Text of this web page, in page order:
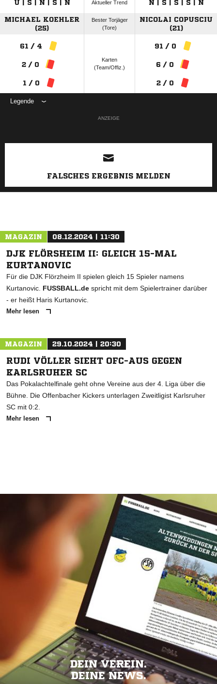
U | S | N | S | N Aktueller Trend N | S | S | S | N
MICHAEL KOEHLER
(25)
Bester Torjäger
(Tore)
NICOLAI COPUSCIU
(21)
61 / 4
2 / 0
1 / 0
Karten
(Team/Offiz.)
91 / 0
6 / 0
2 / 0
Legende
ANZEIGE
FALSCHES ERGEBNIS MELDEN
MAGAZIN 08.12.2024 | 11:30
DJK FLÖRSHEIM II: GLEICH 15-MAL
KURTANOVIC
Für die DJK Flörzheim II spielen gleich 15 Spieler namens
Kurtanovic. FUSSBALL.de spricht mit dem Spielertrainer darüber
- er heißt Haris Kurtanovic.
Mehr lesen
MAGAZIN 29.10.2024 | 20:30
RUDI VÖLLER SIEHT OFC-AUS GEGEN
KARLSRUHER SC
Das Pokalachtelfinale geht ohne Vereine aus der 4. Liga über die
Bühne. Die Offenbacher Kickers unterlagen Zweitligist Karlsruher
SC mit 0:2.
Mehr lesen
DEIN VEREIN.
DEINE NEWS.